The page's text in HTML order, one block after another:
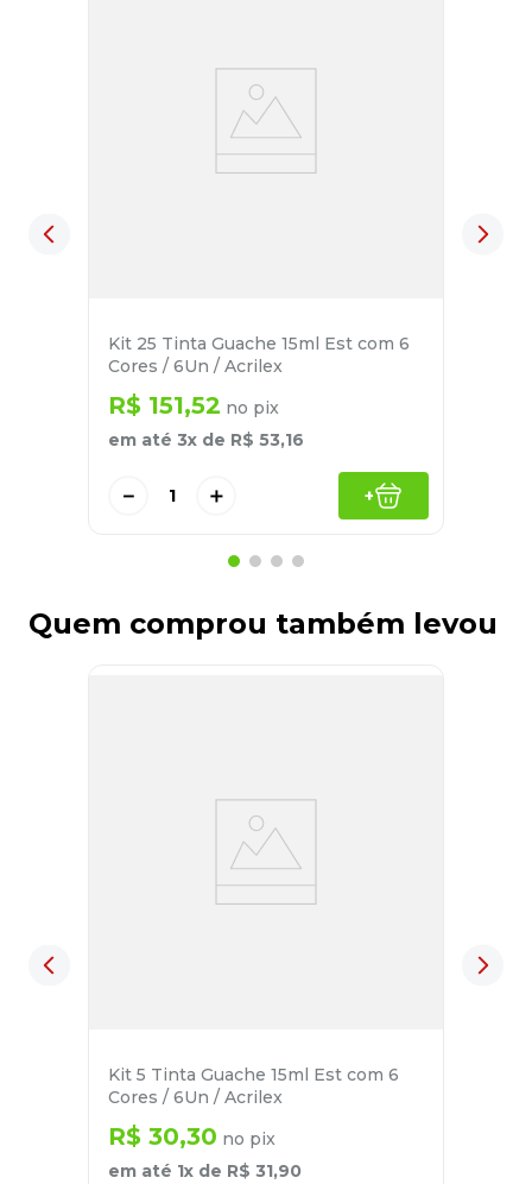
Kit 25 Tinta Guache 15ml Est com 6
Cores / 6Un / Acrilex
R$ 151,52 no pix
em até 3x de R$ 53,16
＋
－ +
Quem comprou também levou
Kit 5 Tinta Guache 15ml Est com 6
Cores / 6Un / Acrilex
R$ 30,30 no pix
em até 1x de R$ 31,90